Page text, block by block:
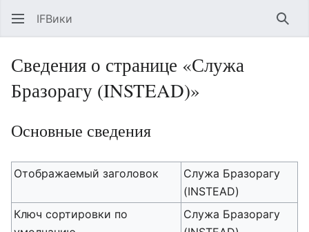
IFВики
Сведения о странице «Служа
Бразорагу (INSTEAD)»
Основные сведения
Отображаемый заголовок
Служа Бразорагу
(INSTEAD)
Ключ сортировки по
Служа Бразорагу